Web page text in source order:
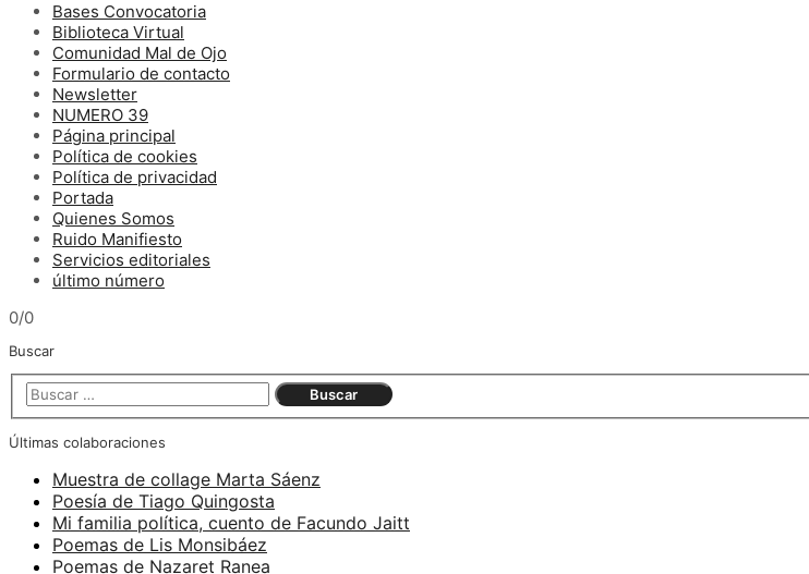
Bases Convocatoria
Biblioteca Virtual
Comunidad Mal de Ojo
Formulario de contacto
Newsletter
NUMERO 39
Página principal
Política de cookies
Política de privacidad
Portada
Quienes Somos
Ruido Manifiesto
Servicios editoriales
último número
0/0
Buscar
Últimas colaboraciones
Muestra de collage Marta Sáenz
Poesía de Tiago Quingosta
Mi familia política, cuento de Facundo Jaitt
Poemas de Lis Monsibáez
Poemas de Nazaret Ranea